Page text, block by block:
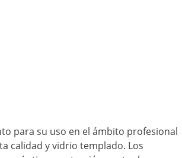
para su uso en el ámbito profesional
calidad y vidrio templado. Los